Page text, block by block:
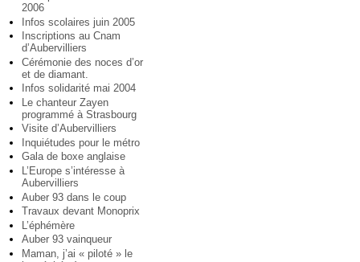
2006
Infos scolaires juin 2005
Inscriptions au Cnam
d’Aubervilliers
Cérémonie des noces d’or
et de diamant.
Infos solidarité mai 2004
Le chanteur Zayen
programmé à Strasbourg
Visite d’Aubervilliers
Inquiétudes pour le métro
Gala de boxe anglaise
L’Europe s’intéresse à
Aubervilliers
Auber 93 dans le coup
Travaux devant Monoprix
L’éphémère
Auber 93 vainqueur
Maman, j’ai « piloté » le